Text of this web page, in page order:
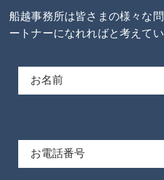
船越事務所は皆さまの様々な
ートナーになれればと考えてい